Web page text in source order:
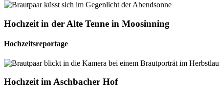
Hochzeit in der Alte Tenne in Moosinning
Hochzeitsreportage
Hochzeit im Aschbacher Hof